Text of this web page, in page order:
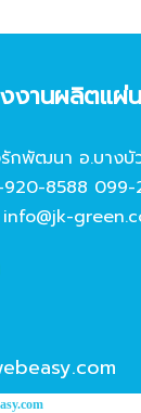
งานผลิตแผ่
พัฒนา อ.บางบัว
8588 099-
info@jk-